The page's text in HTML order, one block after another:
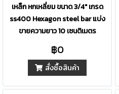
เหล็ก หกเหลี่ยม ขนาด 3/4" เกรด
ss400 Hexagon steel bar แบ่ง
ขายความยาว 10 เซนติเมตร
฿0
สั่งซื้อสินค้า